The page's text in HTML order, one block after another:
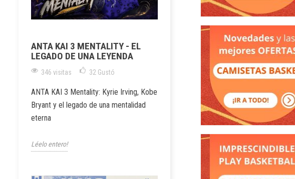
ANTA KAI 3 MENTALITY - EL
LEGADO DE UNA LEYENDA
346 visitas 32 Gustó
ANTA KAI 3 Mentality: Kyrie Irving, Kobe
Bryant y el legado de una mentalidad
eterna
Léelo entero!